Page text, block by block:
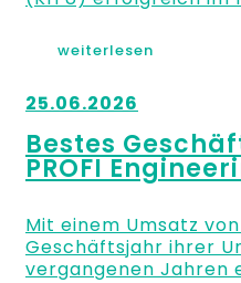
weiterlesen
25.06.2026
Bestes
PROFI
Mit einem Umsatz
Geschäftsjahr ihrer
vergangenen Jahren